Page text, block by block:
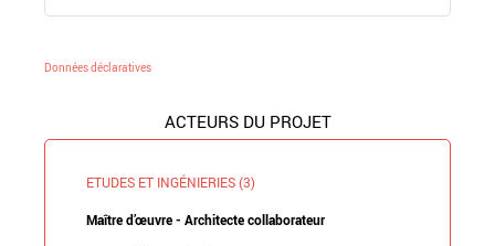
Données déclaratives
ACTEURS DU PROJET
ETUDES ET INGÉNIERIES (3)
Maître d’œuvre - Architecte collaborateur